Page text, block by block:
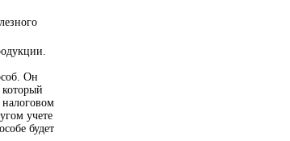
Он
учете
будет